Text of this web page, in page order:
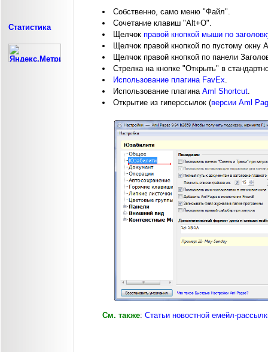
Статистика
Собственно, само меню "Файл".
Сочетание клавиш "Alt+O".
Щелчокправой кнопкой мыши по
Щелчок правой кнопкой по пустому окну
Щелчок правой кнопкой по панели
Стрелка на кнопке "Открыть" в
Использование плагина FavEx
Использование плагинаAml Shortcut
Открытие из гиперссылок (версии Aml
См. также: Статьи новостной емейл-